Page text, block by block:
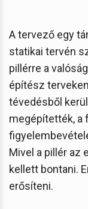
A tervező egy
statikai tervén
pillérre a
építész
tévedésből
megépítették, a
Mivel a pillér az
kellett bontani.
erősíteni.